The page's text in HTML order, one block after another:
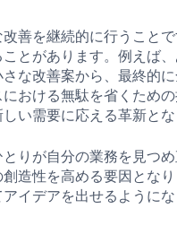
善を継続的に行うこと
とがあります。例えば
な改善案から、最終的
おける無駄を省くため
い需要に応える革新とな
りが自分の業務を見つ
造性を高める要因とな
イデアを出せるように